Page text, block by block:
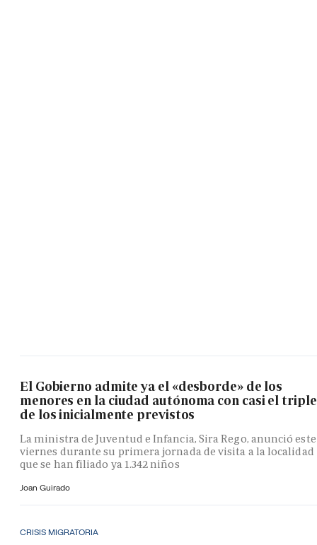
El Gobierno admite ya el «desborde» de los
menores en la ciudad autónoma con casi el triple
de los inicialmente previstos
La ministra de Juventud e Infancia, Sira Rego, anunció este
viernes durante su primera jornada de visita a la localidad
que se han filiado ya 1.342 niños
Joan Guirado
CRISIS MIGRATORIA